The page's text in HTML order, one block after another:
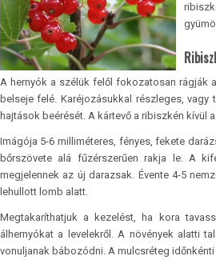
A hernyók a szélük felől fokozatosan rágják
belseje felé. Karéjozásukkal részleges,
hajtások beérését. A kártevő a ribiszkén kívül
Imágója 5-6 milliméteres, fényes, fekete
bőrszövete alá fűzérszerűen rakja le. A
megjelennek az új darazsak. Évente 4-5
lehullott lomb alatt.
Megtakaríthatjuk a kezelést, ha kora
álhernyókat a levelekről. A növények alatti
vonuljanak bábozódni. A mulcsréteg